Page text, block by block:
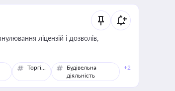
ліцензій і дозволів,
Торгівля
Будівельна
діяльність
+2